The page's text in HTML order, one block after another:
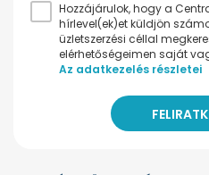
Hozzájárulok, hogy a
hírlevel(ek)et küldjön
üzletszerzési céllal
elérhetőségeimen saját
Az adatkezelés részletei